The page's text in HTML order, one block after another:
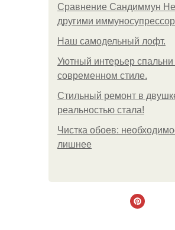
Сравнение Сандиммун
другими
Наш самодельный лофт.
Уютный интерьер спальни
современном стиле.
Стильный ремонт в
реальностью стала!
Чистка обоев:
лишнее